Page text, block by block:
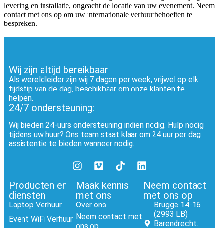
levering en installatie, ongeacht de locatie van uw evenement. Neem
contact met ons op om uw internationale verhuurbehoeften te
bespreken.
Wij zijn altijd bereikbaar:
Als wereldleider zijn wij 7 dagen per week, vrijwel op elk
tijdstip van de dag, beschikbaar om onze klanten te
helpen.
24/7 ondersteuning:
Wij bieden 24-uurs ondersteuning indien nodig. Hulp nodig
tijdens uw huur? Ons team staat klaar om 24 uur per dag
assistentie te bieden wanneer nodig.
Producten en
diensten
Laptop Verhuur
Event WiFi Verhuur
Maak kennis
met ons
Over ons
Neem contact met
ons op
Neem contact
met ons op
Brugge 14-16
(2993 LB)
Barendrecht,